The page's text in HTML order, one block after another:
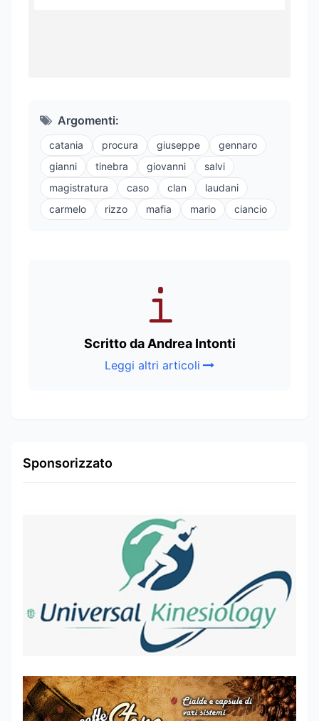
Argomenti:
catania procura giuseppe
gennaro
gianni
tinebra giovanni
salvi
magistratura
caso clan
laudani
carmelo
rizzo mafia mario ciancio
Scritto da Andrea Intonti
Leggi altri articoli
Sponsorizzato